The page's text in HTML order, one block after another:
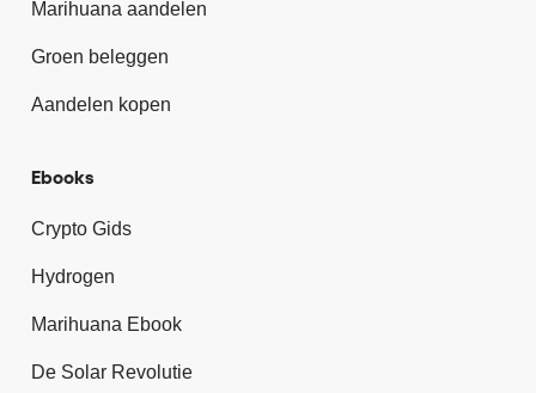
Marihuana aandelen
Groen beleggen
Aandelen kopen
Ebooks
Crypto Gids
Hydrogen
Marihuana Ebook
De Solar Revolutie